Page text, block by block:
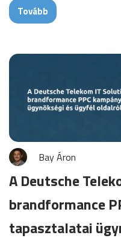
Tovább
Bay Áron
A Deutsche
brandformance
tapasztalatai